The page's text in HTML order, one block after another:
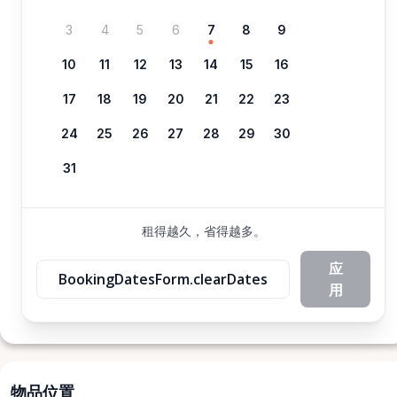
3 4 5 6 7 8 9
10 11 12 13 14 15 16
17 18 19 20 21 22 23
24 25 26 27 28 29 30
31
租得越久，省得越多。
BookingDatesForm.clearDates
应
用
物品位置